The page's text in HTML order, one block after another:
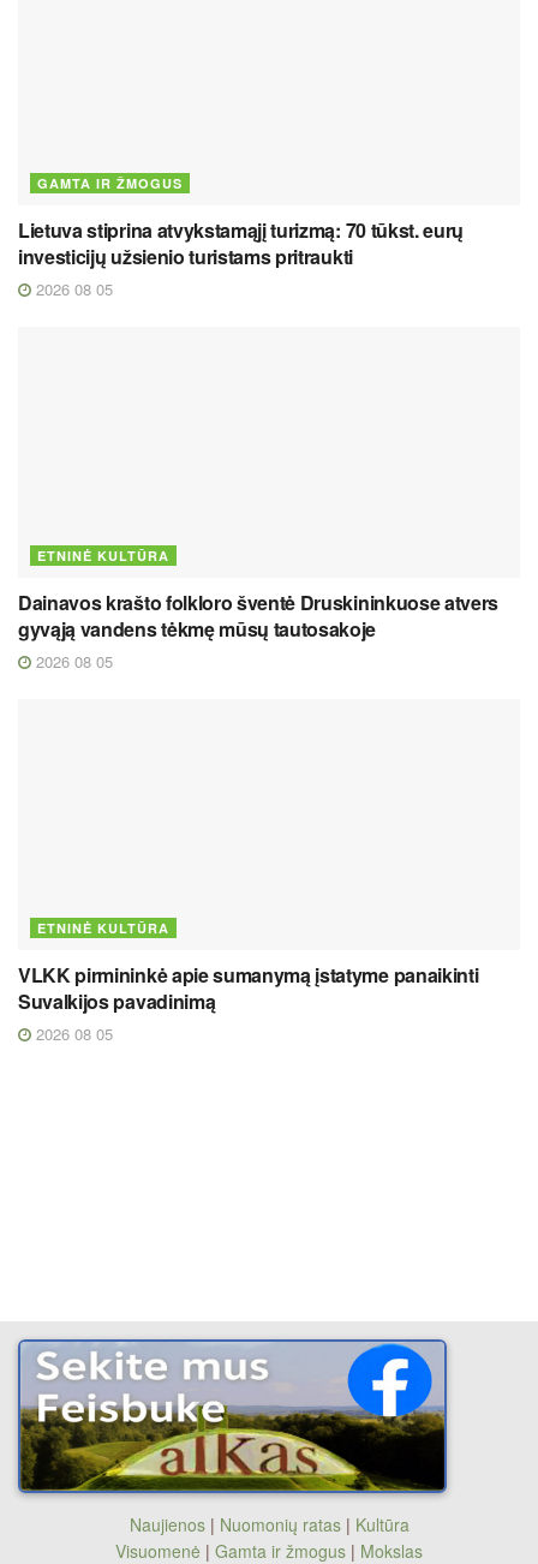
GAMTA IR ŽMOGUS
Lietuva stiprina atvykstamąjį turizmą: 70 tūkst. eurų
investicijų užsienio turistams pritraukti
2026 08 05
ETNINĖ KULTŪRA
Dainavos krašto folkloro šventė Druskininkuose atvers
gyvąją vandens tėkmę mūsų tautosakoje
2026 08 05
ETNINĖ KULTŪRA
VLKK pirmininkė apie sumanymą įstatyme panaikinti
Suvalkijos pavadinimą
2026 08 05
Naujienos| Nuomonių ratas| Kultūra
Visuomenė | Gamta ir žmogus | Mokslas